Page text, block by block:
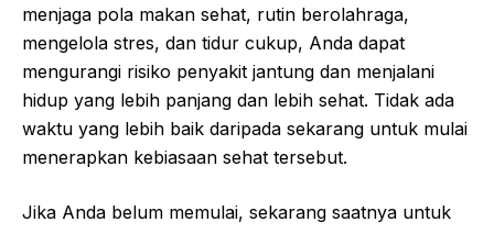
menjaga pola makan sehat, rutin berolahraga,
mengelola stres, dan tidur cukup, Anda dapat
mengurangi risiko penyakit jantung dan menjalani
hidup yang lebih panjang dan lebih sehat. Tidak ada
waktu yang lebih baik daripada sekarang untuk mulai
menerapkan kebiasaan sehat tersebut.
Jika Anda belum memulai, sekarang saatnya untuk